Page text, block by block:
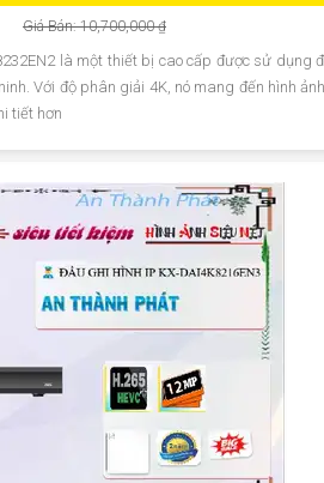
Giá Bán: 10,700,000 ₫
là một thiết bị cao cấp được sử dụng
Với độ phân giải 4K, nó mang đến hình
tiết hơn